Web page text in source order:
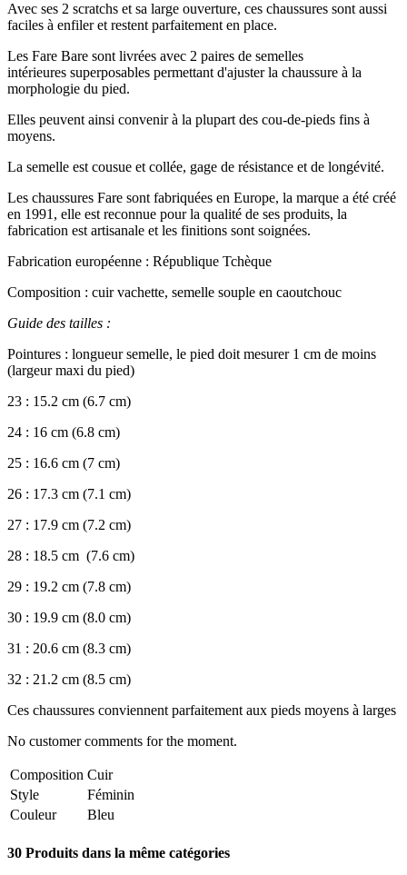
Avec ses 2 scratchs et sa large ouverture, ces chaussures sont aussi
faciles à enfiler et restent parfaitement en place.
Les Fare Bare sont livrées avec 2 paires de semelles
intérieures superposables permettant d'ajuster la chaussure à la
morphologie du pied.
Elles peuvent ainsi convenir à la plupart des cou-de-pieds fins à
moyens.
La semelle est cousue et collée, gage de résistance et de longévité.
Les chaussures Fare sont fabriquées en Europe, la marque a été créé
en 1991, elle est reconnue pour la qualité de ses produits, la
fabrication est artisanale et les finitions sont soignées.
Fabrication européenne : République Tchèque
Composition : cuir vachette, semelle souple en caoutchouc
Guide des tailles :
Pointures : longueur semelle, le pied doit mesurer 1 cm de moins
(largeur maxi du pied)
23 : 15.2 cm (6.7 cm)
24 : 16 cm (6.8 cm)
25 : 16.6 cm (7 cm)
26 : 17.3 cm (7.1 cm)
27 : 17.9 cm (7.2 cm)
28 : 18.5 cm (7.6 cm)
29 : 19.2 cm (7.8 cm)
30 : 19.9 cm (8.0 cm)
31 : 20.6 cm (8.3 cm)
32 : 21.2 cm (8.5 cm)
Ces chaussures conviennent parfaitement aux pieds moyens à larges
No customer comments for the moment.
Composition Cuir
Style
Féminin
Couleur
Bleu
30 Produits dans la même catégories